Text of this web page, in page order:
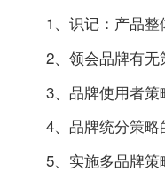
1、识记：产品整
2、领会品牌有无
3、品牌使用者策
4、品牌统分策略
5、实施多品牌策